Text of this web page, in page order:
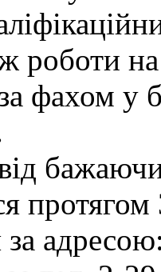
роботи
за фахом
протягом